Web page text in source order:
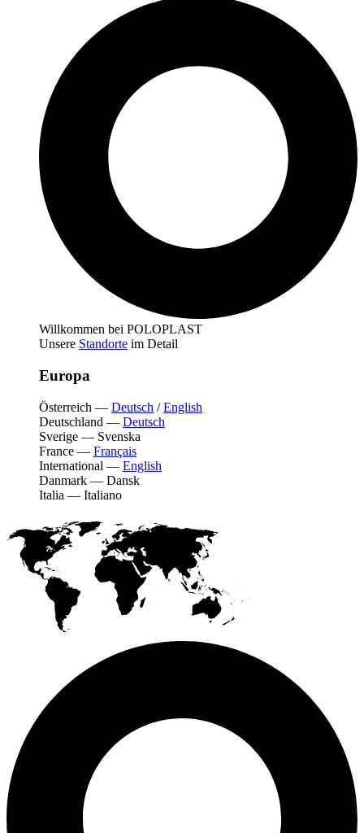
Willkommen bei POLOPLAST
Unsere Standorte im Detail
Europa
Österreich — Deutsch /English
Deutschland — Deutsch
Sverige — Svenska
France — Français
International — English
Danmark — Dansk
Italia — Italiano